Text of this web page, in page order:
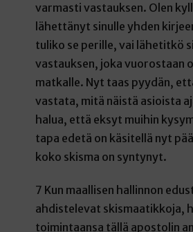
varmasti vastauksen. Olen
lähettänyt sinulle yhden
tuliko se perille, vai lähetitkö
vastauksen, joka vuorostaan
matkalle. Nyt taas pyydän,
vastata, mitä näistä asioista
halua, että eksyt muihin
tapa edetä on käsitellä nyt
koko skisma on syntynyt.
7 Kun maallisen hallinnon
ahdistelevat skismaatikkoja,
toimintaansa tällä apostolin